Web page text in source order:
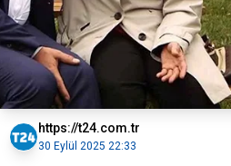
https://t24.com.tr
30 Eylül 2025 22:33